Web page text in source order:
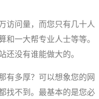
访问量，而您只有几十人
一大帮专业人士等等。
还没有谁能做大的。
有多厚？可以想象您的网
找不到。最基本的是您必